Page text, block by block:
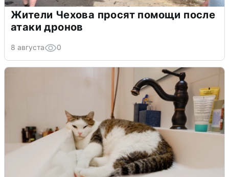
Жители Чехова просят помощи после
атаки дронов
8 августа 0